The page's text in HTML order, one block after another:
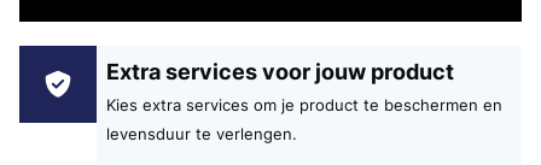
Extra services voor jouw product
Kies extra services om je product te beschermen en
levensduur te verlengen.